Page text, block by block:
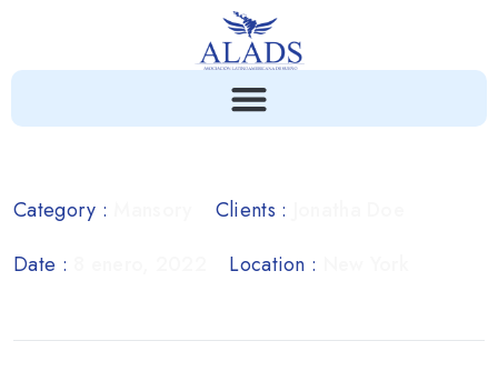
Category : Clients :
Date :
Location :